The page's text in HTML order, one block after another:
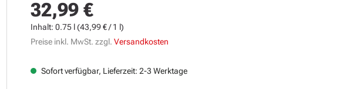
Regulärer Preis:
32,99 €
Inhalt:0.75 l(43,99 € / 1 l)
Preise inkl. MwSt. zzgl.Versandkosten
Sofort verfügbar, Lieferzeit: 2-3 Werktage